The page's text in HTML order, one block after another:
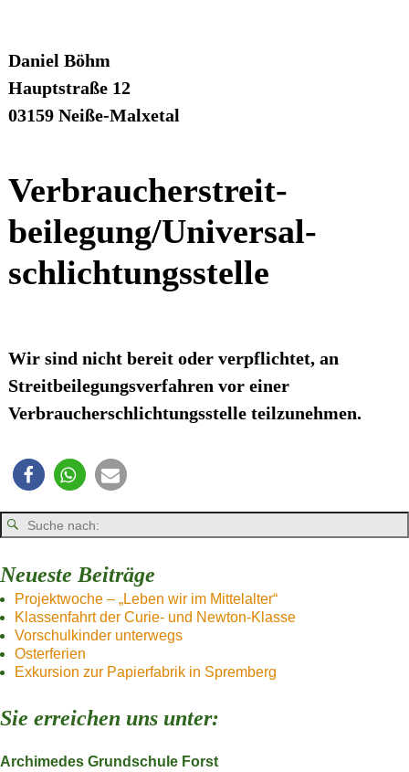
Daniel Böhm
Hauptstraße 12
03159 Neiße-Malxetal
Verbraucher­streit­
beilegung/Universal­
schlichtungs­stelle
Wir sind nicht bereit oder verpflichtet, an
Streitbeilegungsverfahren vor einer
Verbraucherschlichtungsstelle teilzunehmen.
Neueste Beiträge
Projektwoche – „Leben wir im Mittelalter“
Klassenfahrt der Curie- und Newton-Klasse
Vorschulkinder unterwegs
Osterferien
Exkursion zur Papierfabrik in Spremberg
Sie erreichen uns unter:
Archimedes Grundschule Forst